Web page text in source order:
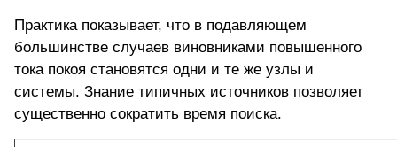
Практика показывает, что в подавляющем
большинстве случаев виновниками повышенного
тока покоя становятся одни и те же узлы и
системы. Знание типичных источников позволяет
существенно сократить время поиска.